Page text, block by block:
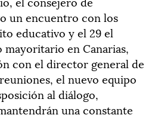
un encuentro con los
educativo y el 29 el
mayoritario en Canarias,
con el director general de
el nuevo equipo
al diálogo,
una constante